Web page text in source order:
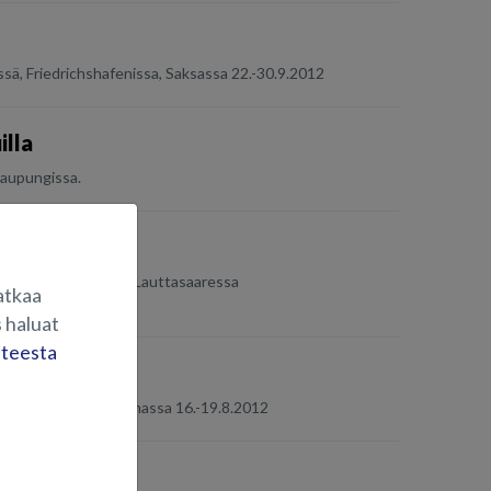
Friedrichshafenissa, Saksassa 22.-30.9.2012
HSK:lla Lauttasaaressa
HSK:n kerhosatamassa 16.-19.8.2012
in Norway.
haluat